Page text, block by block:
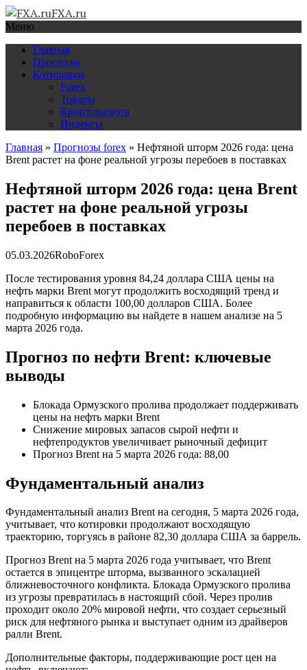
FXA.ru
Меню
Главная
Прогнозы
Котировки
Forex
Товары
Криптовалюта
Индексы
Главная » Прогнозы forex » Нефтяной шторм 2026 года: цена
Brent растет на фоне реальной угрозы перебоев в поставках
Нефтяной шторм 2026 года: цена Brent
растет на фоне реальной угрозы
перебоев в поставках
05.03.2026RoboForex
После тестирования уровня 84,24 доллара США цены на
нефть марки Brent могут продолжить восходящий тренд и
направиться к области 100,00 долларов США. Более
подробную информацию вы найдете в нашем анализе на 5
марта 2026 года.
Прогноз по нефти Brent: ключевые
выводы
Блокада Ормузского пролива продолжает поддерживать
цены на нефть марки Brent
Снижение мировых запасов сырой нефти и
нефтепродуктов увеличивает рыночный дефицит
Прогноз Brent на 5 марта 2026 года: 88,00
Фундаментальный анализ
Фундаментальный анализ Brent на сегодня, 5 марта 2026 года,
учитывает, что котировки продолжают восходящую
траекторию, торгуясь в районе 82,30 доллара США за баррель.
Прогноз Brent на 5 марта 2026 года учитывает, что Brent
остается в эпицентре шторма, вызванного эскалацией
ближневосточного конфликта. Блокада Ормузского пролива
из угрозы превратилась в настоящий сбой. Через пролив
проходит около 20% мировой нефти, что создает серьезный
риск для нефтяного рынка и выступает одним из драйверов
ралли Brent.
Дополнительные факторы, поддерживающие рост цен на